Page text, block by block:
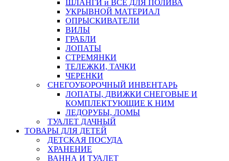
ШЛАНГИ и ВСЕ ДЛЯ ПОЛИВА
УКРЫВНОЙ МАТЕРИАЛ
ОПРЫСКИВАТЕЛИ
ВИЛЫ
ГРАБЛИ
ЛОПАТЫ
СТРЕМЯНКИ
ТЕЛЕЖКИ, ТАЧКИ
ЧЕРЕНКИ
СНЕГОУБОРОЧНЫЙ ИНВЕНТАРЬ
ЛОПАТЫ, ДВИЖКИ СНЕГОВЫЕ И
КОМПЛЕКТУЮЩИЕ К НИМ
ЛЕДОРУБЫ, ЛОМЫ
ТУАЛЕТ ДАЧНЫЙ
ТОВАРЫ ДЛЯ ДЕТЕЙ
ДЕТСКАЯ ПОСУДА
ХРАНЕНИЕ
ВАННА И ТУАЛЕТ